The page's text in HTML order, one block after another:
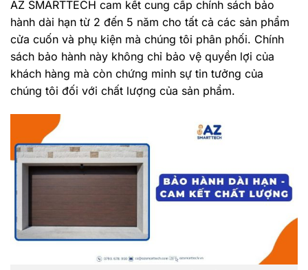
AZ SMARTTECH cam kết cung cấp chính sách bảo
hành dài hạn từ 2 đến 5 năm cho tất cả các sản phẩm
cửa cuốn và phụ kiện mà chúng tôi phân phối. Chính
sách bảo hành này không chỉ bảo vệ quyền lợi của
khách hàng mà còn chứng minh sự tin tưởng của
chúng tôi đối với chất lượng của sản phẩm.